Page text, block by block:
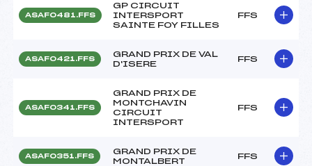
ASAF0481.FFS
GP CIRCUIT
INTERSPORT
SAINTE FOY FILLES
FFS
ASAF0421.FFS
GRAND PRIX DE VAL
D'ISERE
FFS
ASAF0341.FFS
GRAND PRIX DE
MONTCHAVIN
CIRCUIT
INTERSPORT
FFS
ASAF0351.FFS
GRAND PRIX DE
MONTALBERT
FFS